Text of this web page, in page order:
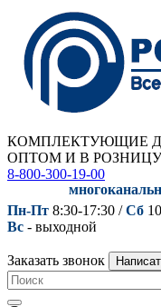
КОМПЛЕКТУЮЩИЕ
ОПТОМ И В РОЗНИЦУ
8-800-300-19-00
Пн-Пт 8:30-17:30 /Сб
Вс - выходной
Заказать звонок